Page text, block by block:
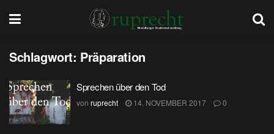
Schlagwort: Präparation
Sprechen über den Tod
von ruprecht 14. NOVEMBER 2017 0